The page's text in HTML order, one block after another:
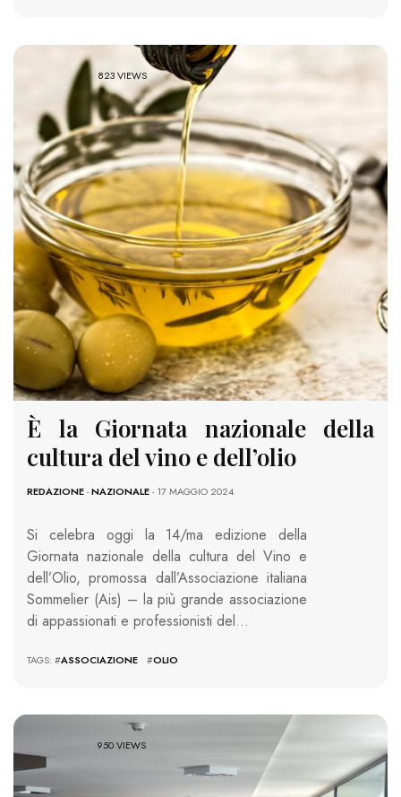
823 VIEWS
È la Giornata nazionale della
cultura del vino e dell’olio
REDAZIONE-NAZIONALE- 17 MAGGIO 2024
Si celebra oggi la 14/ma edizione della
Giornata nazionale della cultura del Vino e
dell’Olio, promossa dall’Associazione italiana
Sommelier (Ais) – la più grande associazione
di appassionati e professionisti del…
TAGS: #ASSOCIAZIONE #OLIO
950 VIEWS